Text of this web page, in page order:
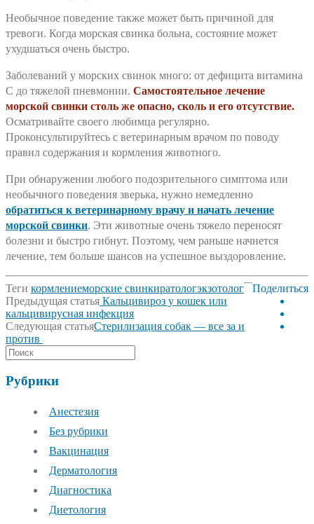
Необычное поведение также может быть причиной для
тревоги. Когда морская свинка больна, состояние может
ухудшаться очень быстро.
Заболеваний у морских свинок много: от дефицита витамина
С до тяжелой пневмонии. Самостоятельное лечение
морской свинки столь же опасно, сколь и его отсутствие.
Осматривайте своего любимца регулярно.
Проконсультируйтесь с ветеринарным врачом по поводу
правил содержания и кормления животного.
При обнаружении любого подозрительного симптома или
необычного поведения зверька, нужно немедленно
обратиться к ветеринарному врачу и начать лечение
морской свинки. Эти животные очень тяжело переносят
болезни и быстро гибнут. Поэтому, чем раньше начнется
лечение, тем больше шансов на успешное выздоровление.
Теги кормлениеморские свинкиратологэкзотолог Поделиться
Post
navigation
Предыдущая статья Кальцивироз у кошек или
кальцивирусная инфекция
Следующая статьяСтерилизация собак — все за и
против
Рубрики
Анестезия
Без рубрики
Вакцинация
Дерматология
Диагностика
Диетология